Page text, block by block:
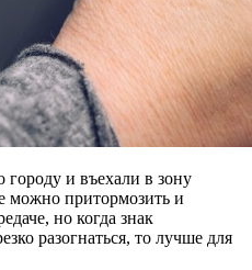
городу и въехали в зону
можно притормозить и
но когда знак
разогнаться, то лучше для